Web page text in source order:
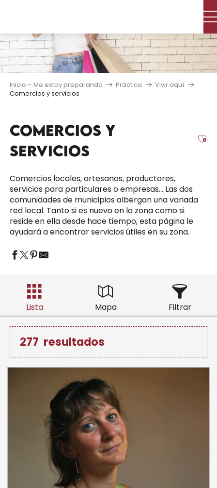
principal
Inicio – Me estoy preparando Práctica
Vivir aquí
Comercios y servicios
COMERCIOS Y
SERVICIOS
Comercios locales, artesanos, productores,
servicios para particulares o empresas… Las dos
comunidades de municipios albergan una variada
red local. Tanto si es nuevo en la zona como si
reside en ella desde hace tiempo, esta página le
ayudará a encontrar servicios útiles en su zona.
Lista Mapa Filtrar
277 resultados